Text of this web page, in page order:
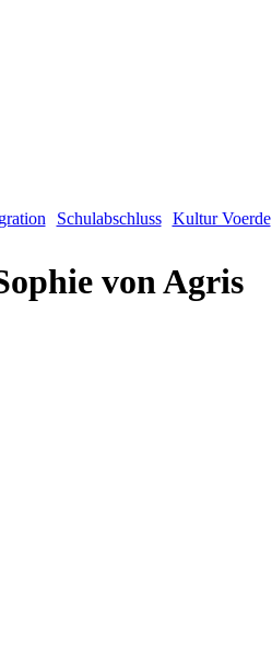
Schulabschluss Kultur Voerde
von Agris